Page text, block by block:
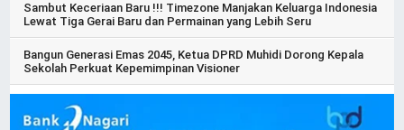
Sambut Keceriaan Baru !!! Timezone Manjakan Keluarga Indonesia
Lewat Tiga Gerai Baru dan Permainan yang Lebih Seru
Bangun Generasi Emas 2045, Ketua DPRD Muhidi Dorong Kepala
Sekolah Perkuat Kepemimpinan Visioner